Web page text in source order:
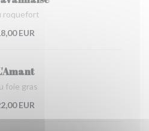
roquefort
EUR
foie gras
EUR